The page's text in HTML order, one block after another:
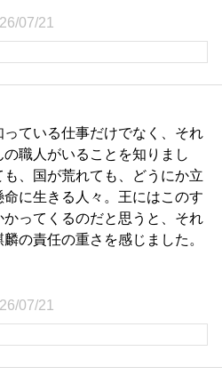
07/21
ている仕事だけでなく、それ
職人がいることを知りまし
、国が荒れても、どうにか立
に生きる人々。王にはこのす
ってくるのだと思うと、それ
の責任の重さを感じました。
07/21